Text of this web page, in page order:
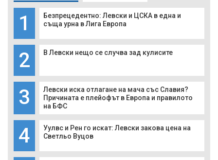
1
Безпрецедентно: Левски и ЦСКА в една и
съща урна в Лига Европа
2 В Левски нещо се случва зад кулисите
3
Левски иска отлагане на мача със Славия?
Причината е плейофът в Европа и правилото
на БФС
4
Уулвс и Рен го искат: Левски закова цена на
Светльо Вуцов